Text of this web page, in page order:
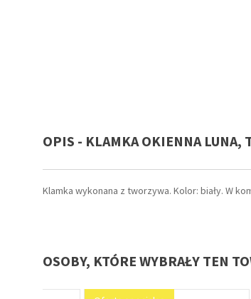
OPIS - KLAMKA OKIENNA
Klamka wykonana z tworzywa. Kolor: biały. W
OSOBY, KTÓRE WYBRAŁY TEN